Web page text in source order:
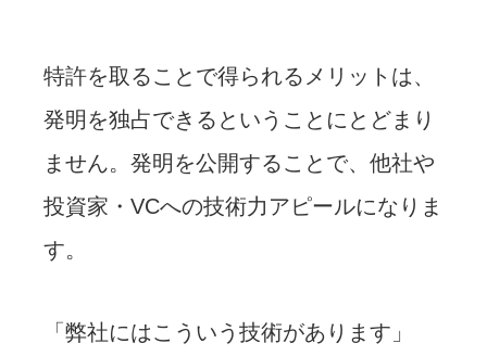
特許を取ることで得られるメリットは、
発明を独占できるということにとどまり
ません。発明を公開することで、他社や
投資家・VCへの技術力アピールになりま
す。
「弊社にはこういう技術があります」